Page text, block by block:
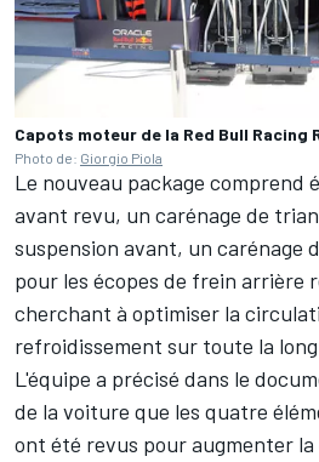
Capots moteur de la Red Bull Racing
Photo de: Giorgio Piola
Le nouveau package comprend
avant revu, un carénage de
suspension avant, un carénage
pour les écopes de frein arrière
cherchant à optimiser la
refroidissement sur toute la
L'équipe a précisé dans le
de la voiture que les quatre
ont été revus pour augmenter la